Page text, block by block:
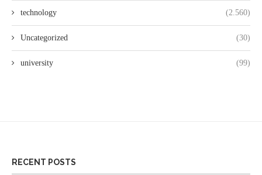
technology (2.560)
Uncategorized (30)
university (99)
RECENT POSTS